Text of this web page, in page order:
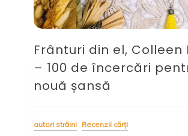
Frânturi din el, Colleen
– 100 de încercări
nouă șansă
autori străini Recenzii cărți